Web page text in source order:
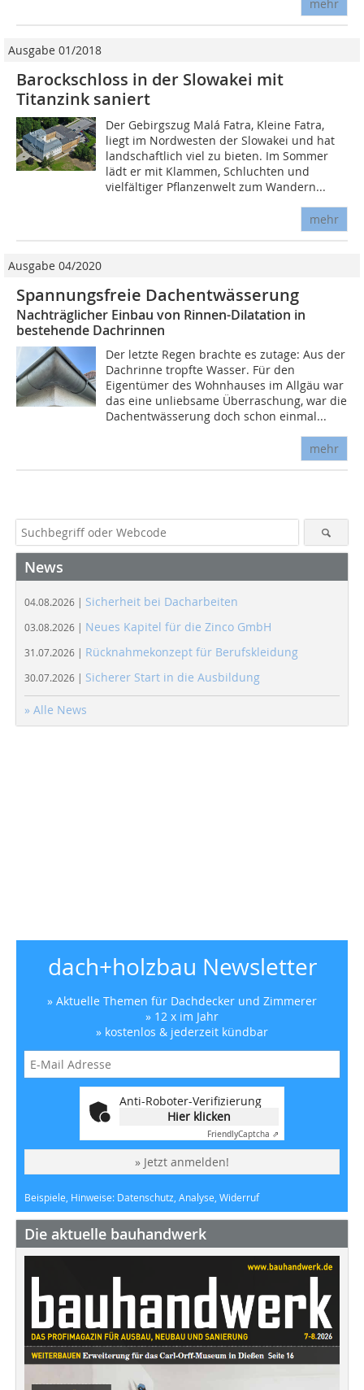
mehr
Ausgabe 01/2018
Barockschloss in der Slowakei mit
Titanzink saniert
Der Gebirgszug Malá Fatra, Kleine Fatra,
liegt im Nordwesten der Slowakei und hat
landschaftlich viel zu bieten. Im Sommer
lädt er mit Klammen, Schluchten und
vielfältiger Pflanzenwelt zum Wandern...
mehr
Ausgabe 04/2020
Spannungsfreie Dachentwässerung
Nachträglicher Einbau von Rinnen-Dilatation in
bestehende Dachrinnen
Der letzte Regen brachte es zutage: Aus der
Dachrinne tropfte Wasser. Für den
Eigentümer des Wohnhauses im Allgäu war
das eine unliebsame Überraschung, war die
Dachentwässerung doch schon einmal...
mehr
News
04.08.2026 | Sicherheit bei Dacharbeiten
03.08.2026 | Neues Kapitel für die Zinco GmbH
31.07.2026 | Rücknahmekonzept für Berufskleidung
30.07.2026 | Sicherer Start in die Ausbildung
» Alle News
dach+holzbau Newsletter
» Aktuelle Themen für Dachdecker und Zimmerer
» 12 x im Jahr
» kostenlos & jederzeit kündbar
Anti-Roboter-Verifizierung
Hier klicken
FriendlyCaptcha ⇗
» Jetzt anmelden!
Beispiele, Hinweise: Datenschutz, Analyse, Widerruf
Die aktuelle bauhandwerk